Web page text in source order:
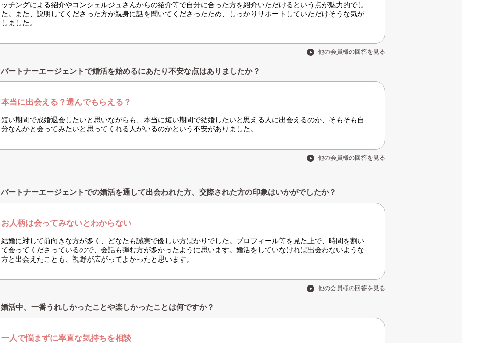
ッチングによる紹介やコンシェルジュさんからの紹介等で自分に合った方を紹介いただけるという点が魅力的でし
た。また、説明してくださった方が親身に話を聞いてくださったため、しっかりサポートしていただけそうな気が
しました。
他の会員様の回答を見る
パートナーエージェントで婚活を始めるにあたり不安な点はありましたか？
本当に出会える？選んでもらえる？
短い期間で成婚退会したいと思いながらも、本当に短い期間で結婚したいと思える人に出会えるのか、そもそも自
分なんかと会ってみたいと思ってくれる人がいるのかという不安がありました。
他の会員様の回答を見る
パートナーエージェントでの婚活を通して出会われた方、交際された方の印象はいかがでしたか？
お人柄は会ってみないとわからない
結婚に対して前向きな方が多く、どなたも誠実で優しい方ばかりでした。プロフィール等を見た上で、時間を割い
て会ってくださっているので、会話も弾む方が多かったように思います。婚活をしていなければ出会わないような
方と出会えたことも、視野が広がってよかったと思います。
他の会員様の回答を見る
婚活中、一番うれしかったことや楽しかったことは何ですか？
一人で悩まずに率直な気持ちを相談